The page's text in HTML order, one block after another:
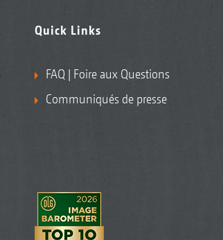
Quick Links
FAQ | Foire aux Questions
Communiqués de presse